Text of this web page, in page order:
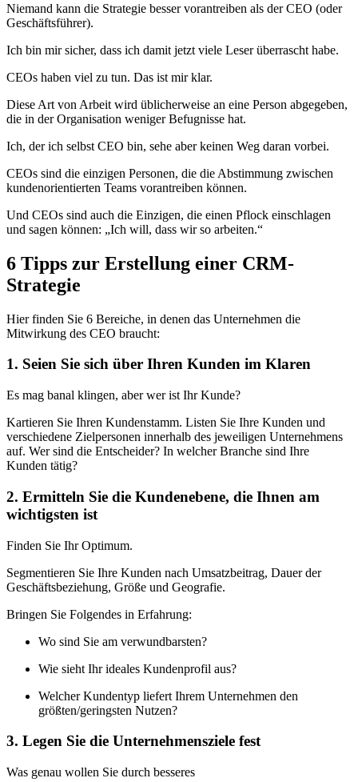
Niemand kann die Strategie besser vorantreiben als der CEO (oder
Geschäftsführer).
Ich bin mir sicher, dass ich damit jetzt viele Leser überrascht habe.
CEOs haben viel zu tun. Das ist mir klar.
Diese Art von Arbeit wird üblicherweise an eine Person abgegeben,
die in der Organisation weniger Befugnisse hat.
Ich, der ich selbst CEO bin, sehe aber keinen Weg daran vorbei.
CEOs sind die einzigen Personen, die die Abstimmung zwischen
kundenorientierten Teams vorantreiben können.
Und CEOs sind auch die Einzigen, die einen Pflock einschlagen
und sagen können: „Ich will, dass wir so arbeiten.“
6 Tipps zur Erstellung einer CRM-
Strategie
Hier finden Sie 6 Bereiche, in denen das Unternehmen die
Mitwirkung des CEO braucht:
1. Seien Sie sich über Ihren Kunden im Klaren
Es mag banal klingen, aber wer ist Ihr Kunde?
Kartieren Sie Ihren Kundenstamm. Listen Sie Ihre Kunden und
verschiedene Zielpersonen innerhalb des jeweiligen Unternehmens
auf. Wer sind die Entscheider? In welcher Branche sind Ihre
Kunden tätig?
2. Ermitteln Sie die Kundenebene, die Ihnen am
wichtigsten ist
Finden Sie Ihr Optimum.
Segmentieren Sie Ihre Kunden nach Umsatzbeitrag, Dauer der
Geschäftsbeziehung, Größe und Geografie.
Bringen Sie Folgendes in Erfahrung:
Wo sind Sie am verwundbarsten?
Wie sieht Ihr ideales Kundenprofil aus?
Welcher Kundentyp liefert Ihrem Unternehmen den
größten/geringsten Nutzen?
3. Legen Sie die Unternehmensziele fest
Was genau wollen Sie durch besseres